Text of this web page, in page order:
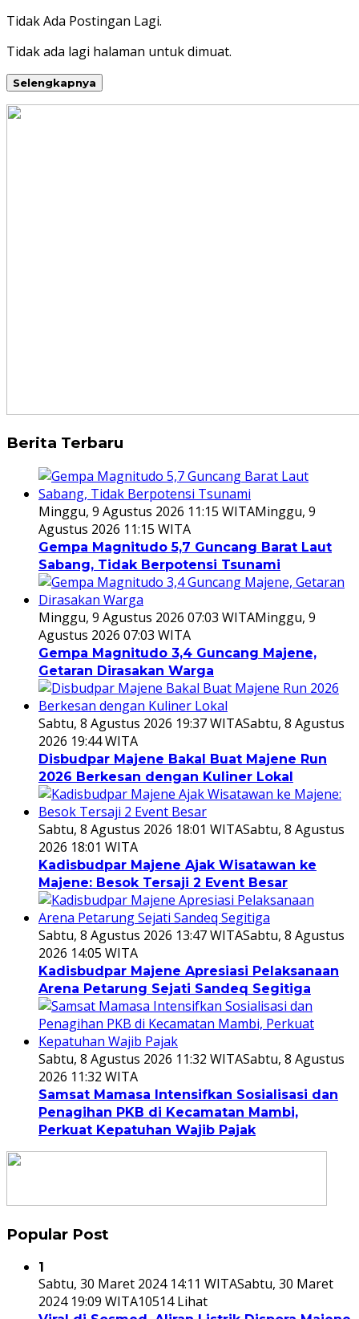
Tidak Ada Postingan Lagi.
Tidak ada lagi halaman untuk dimuat.
Selengkapnya
Berita Terbaru
Minggu, 9 Agustus 2026 11:15 WITAMinggu, 9
Agustus 2026 11:15 WITA
Gempa Magnitudo 5,7 Guncang Barat Laut
Sabang, Tidak Berpotensi Tsunami
Minggu, 9 Agustus 2026 07:03 WITAMinggu, 9
Agustus 2026 07:03 WITA
Gempa Magnitudo 3,4 Guncang Majene,
Getaran Dirasakan Warga
Sabtu, 8 Agustus 2026 19:37 WITASabtu, 8 Agustus
2026 19:44 WITA
Disbudpar Majene Bakal Buat Majene Run
2026 Berkesan dengan Kuliner Lokal
Sabtu, 8 Agustus 2026 18:01 WITASabtu, 8 Agustus
2026 18:01 WITA
Kadisbudpar Majene Ajak Wisatawan ke
Majene: Besok Tersaji 2 Event Besar
Sabtu, 8 Agustus 2026 13:47 WITASabtu, 8 Agustus
2026 14:05 WITA
Kadisbudpar Majene Apresiasi Pelaksanaan
Arena Petarung Sejati Sandeq Segitiga
Sabtu, 8 Agustus 2026 11:32 WITASabtu, 8 Agustus
2026 11:32 WITA
Samsat Mamasa Intensifkan Sosialisasi dan
Penagihan PKB di Kecamatan Mambi,
Perkuat Kepatuhan Wajib Pajak
Popular Post
1
Sabtu, 30 Maret 2024 14:11 WITASabtu, 30 Maret
2024 19:09 WITA10514 Lihat